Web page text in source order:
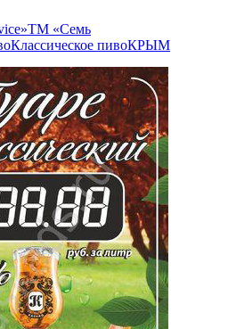
ТМ «Семь
Классическое пивоКРЫМ